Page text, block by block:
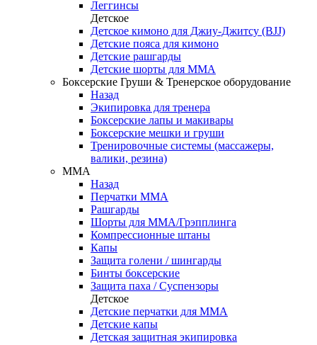
Леггинсы
Детское
Детское кимоно для Джиу-Джитсу (BJJ)
Детские пояса для кимоно
Детские рашгарды
Детские шорты для ММА
Боксерские Груши & Тренерское оборудование
Назад
Экипировка для тренера
Боксерские лапы и макивары
Боксерские мешки и груши
Тренировочные системы (массажеры,
валики, резина)
ММА
Назад
Перчатки ММА
Рашгарды
Шорты для ММА/Грэпплинга
Компрессионные штаны
Капы
Защита голени / шингарды
Бинты боксерские
Защита паха / Суспензоры
Детское
Детские перчатки для ММА
Детские капы
Детская защитная экипировка